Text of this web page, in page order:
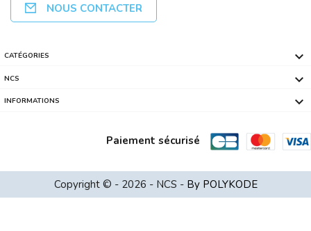
NOUS CONTACTER
CATÉGORIES 
NCS 
INFORMATIONS 
Paiement sécurisé
Copyright © - 2026 - NCS - By POLYKODE